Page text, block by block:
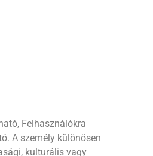
Felhasználókra
A személy különösen
kulturális vagy